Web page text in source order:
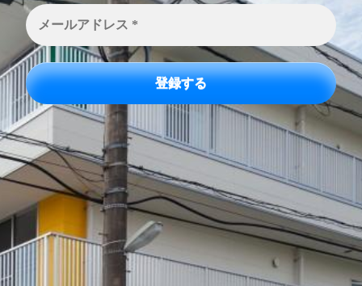
メ
ー
ル
ア
ド
レ
ス
*